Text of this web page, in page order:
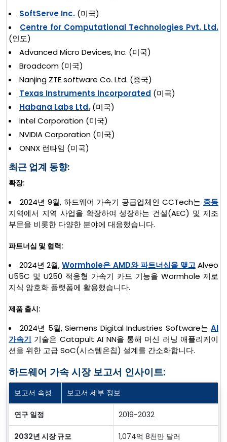
SoftServe Inc. (미국)
Centre for Computational Technologies Pvt. Ltd.
(인도)
Advanced Micro Devices, Inc. (미국)
Broadcom (미국)
Nanjing ZTE software Co. Ltd. (중국)
Texas Instruments Incorporated (미국)
Habana Labs Ltd. (미국)
Intel Corporation (미국)
NVIDIA Corporation (미국)
ONNX 런타임 (미국)
최근 업계 동향:
확장:
2024년 9월, 하드웨어 가속기 공급업체인 CCTech는 중동
지역에서 지역 사업을 확장하여 성장하는 건설(AEC) 및 제조
부문을 비롯한 다양한 분야에 대응했습니다.
파트너십 및 협력:
2024년 2월,Wormhole은 AMD와 파트너십을 맺고Alveo
U55C 및 U250 적응형 가속기 카드 기능을 Wormhole 제로
지식 암호화 플랫폼에 활용했습니다.
제품 출시:
2024년 5월, Siemens Digital Industries Software는AI
가속기 기술은 Catapult AI NN을 통해 머신 러닝 애플리케이
션을 위한 고급 SoC(시스템온칩) 설계를 간소화합니다.
하드웨어 가속 시장 보고서 인사이트:
보고서 속성 보고서 세부 정보
연구 일정 2019-2032
2032년 시장 규모 1,074억 8천만 달러